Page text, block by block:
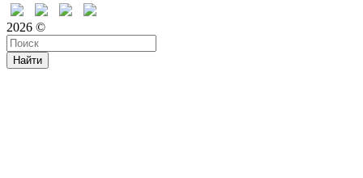
2026 ©
Найти